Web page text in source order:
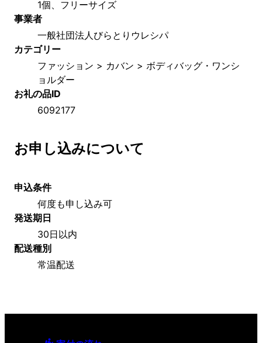
1個、フリーサイズ
事業者
一般社団法人びらとりウレシパ
カテゴリー
ファッション > カバン > ボディバッグ・ワンシ
ョルダー
お礼の品ID
6092177
お申し込みについて
申込条件
何度も申し込み可
発送期日
30日以内
配送種別
常温配送